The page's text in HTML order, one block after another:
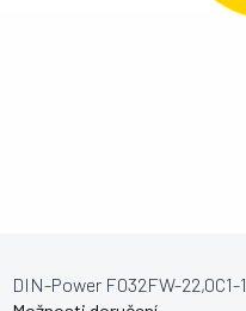
DIN-Power F032FW-22,0C1-1